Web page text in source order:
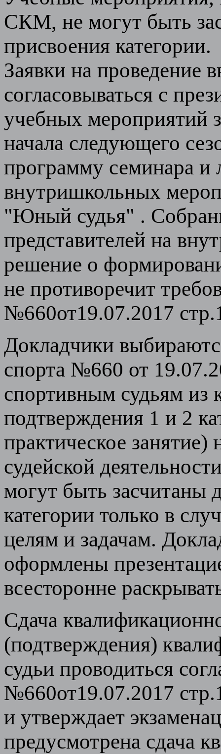
СКМ, не могут быть
присвоения категории.
Заявки на проведение
согласовываться с
учебных мероприятий
начала следующего
программу семинара и
внутришкольных
"Юный судья" .
представителей на
решение о
не противоречит
№660от19.07.2017
Докладчики
спорта №660 от
спортивным судьям из
подтверждения 1 и 2
практическое занятие)
судейской
могут быть засчитаны
категории только в
целям и задачам.
оформлены
всесторонне
Сдача
(подтверждения)
судьи проводиться
№660от19.07.2017
и утверждает
предусмотрена сдача